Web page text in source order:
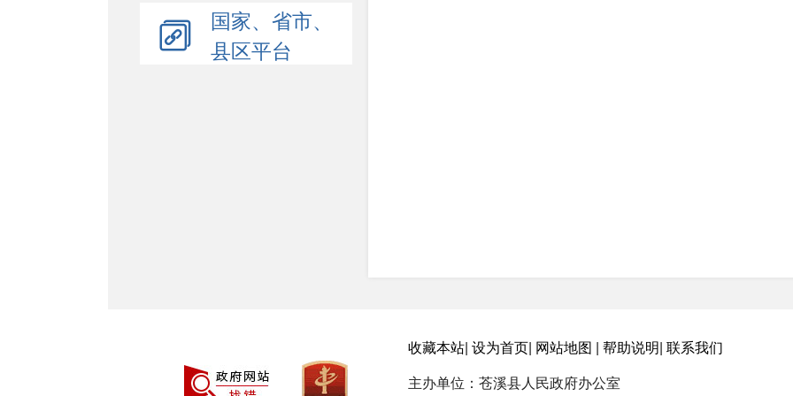
国家、省市、
县区平台
收藏本站| 设为首页| 网站地图 | 帮助说明| 联系我们
主办单位：苍溪县人民政府办公室